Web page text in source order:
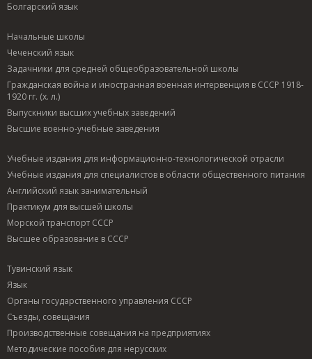
Болгарский язык
Начальные школы
Чеченский язык
Задачники для средней общеобразовательной школы
Гражданская война и иностранная военная интервенция в СССР 1918-
1920 гг. (х. л.)
Выпускники высших учебных заведений
Высшие военно-учебные заведения
Учебные издания для информационно-технологической отрасли
Учебные издания для специалистов в области общественного питания
Английский язык занимательный
Практикум для высшей школы
Морской транспорт СССР
Высшее образование в СССР
Тувинский язык
Язык
Органы государственного управления СССР
Съезды, совещания
Производственные совещания на предприятиях
Методические пособия для нерусских